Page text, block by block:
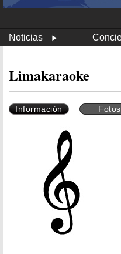
Noticias
Limakaraoke
Información Fotos